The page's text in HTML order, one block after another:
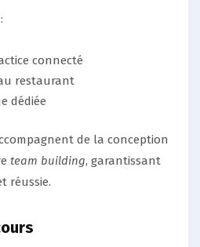
connecté
restaurant
dédiée
de la conception
team building, garantissant
réussie.